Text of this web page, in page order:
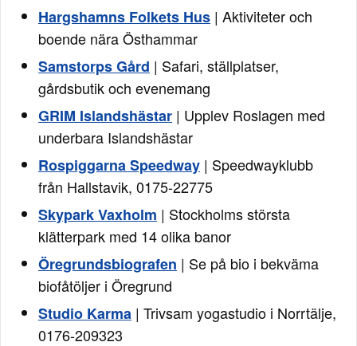
Hargshamns Folkets Hus | Aktiviteter och
boende nära Östhammar
Samstorps Gård | Safari, ställplatser,
gårdsbutik och evenemang
GRIM Islandshästar | Upplev Roslagen med
underbara Islandshästar
Rospiggarna Speedway | Speedwayklubb
från Hallstavik, 0175-22775
Skypark Vaxholm | Stockholms största
klätterpark med 14 olika banor
Öregrundsbiografen | Se på bio i bekväma
biofåtöljer i Öregrund
Studio Karma | Trivsam yogastudio i Norrtälje,
0176-209323